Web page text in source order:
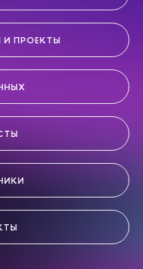
ПРОЕКТЫ